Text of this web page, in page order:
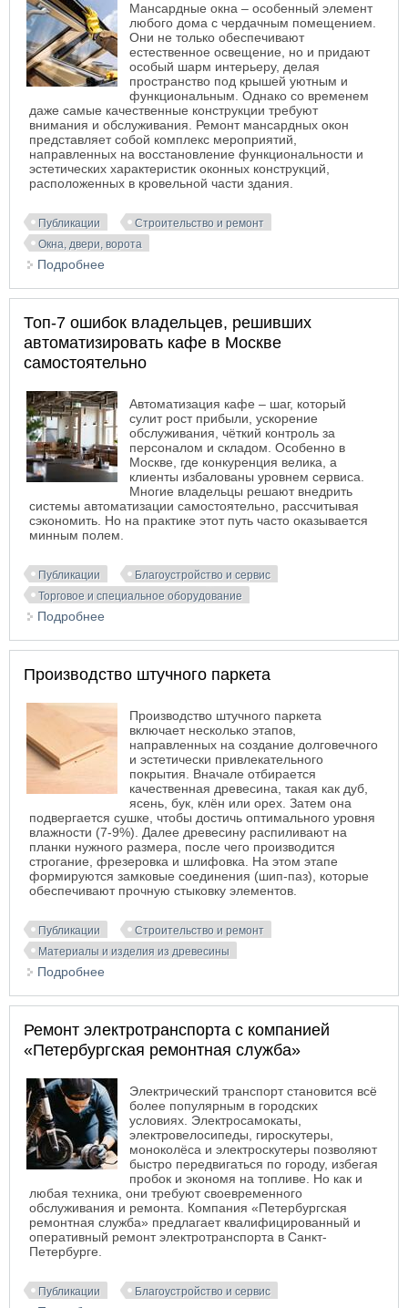
Мансардные окна – особенный элемент
любого дома с чердачным помещением.
Они не только обеспечивают
естественное освещение, но и придают
особый шарм интерьеру, делая
пространство под крышей уютным и
функциональным. Однако со временем
даже самые качественные конструкции требуют
внимания и обслуживания. Ремонт мансардных окон
представляет собой комплекс мероприятий,
направленных на восстановление функциональности и
эстетических характеристик оконных конструкций,
расположенных в кровельной части здания.
Публикации
Строительство и ремонт
Окна, двери, ворота
Подробнее
Топ-7 ошибок владельцев, решивших
автоматизировать кафе в Москве
самостоятельно
Автоматизация кафе – шаг, который
сулит рост прибыли, ускорение
обслуживания, чёткий контроль за
персоналом и складом. Особенно в
Москве, где конкуренция велика, а
клиенты избалованы уровнем сервиса.
Многие владельцы решают внедрить
системы автоматизации самостоятельно, рассчитывая
сэкономить. Но на практике этот путь часто оказывается
минным полем.
Публикации
Благоустройство и сервис
Торговое и специальное оборудование
Подробнее
Производство штучного паркета
Производство штучного паркета
включает несколько этапов,
направленных на создание долговечного
и эстетически привлекательного
покрытия. Вначале отбирается
качественная древесина, такая как дуб,
ясень, бук, клён или орех. Затем она
подвергается сушке, чтобы достичь оптимального уровня
влажности (7-9%). Далее древесину распиливают на
планки нужного размера, после чего производится
строгание, фрезеровка и шлифовка. На этом этапе
формируются замковые соединения (шип-паз), которые
обеспечивают прочную стыковку элементов.
Публикации
Строительство и ремонт
Материалы и изделия из древесины
Подробнее
Ремонт электротранспорта с компанией
«Петербургская ремонтная служба»
Электрический транспорт становится всё
более популярным в городских
условиях. Электросамокаты,
электровелосипеды, гироскутеры,
моноколёса и электроскутеры позволяют
быстро передвигаться по городу, избегая
пробок и экономя на топливе. Но как и
любая техника, они требуют своевременного
обслуживания и ремонта. Компания «Петербургская
ремонтная служба» предлагает квалифицированный и
оперативный ремонт электротранспорта в Санкт-
Петербурге.
Публикации Благоустройство и сервис